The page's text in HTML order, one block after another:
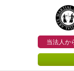
当法人か